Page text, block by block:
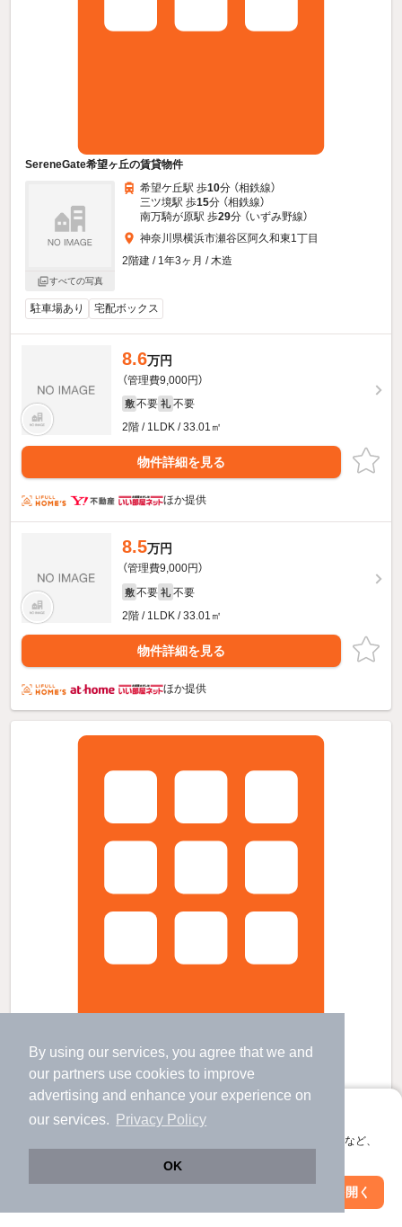
By using our services, you agree that we and
our partners use cookies to improve
advertising and enhance your experience on
our services.
Privacy Policy
OK
アプリに切り替えて、サクサクお部屋探し
会員登録なしですぐ使える。マップ検索やお気に入り保存など、
アプリを開く
SereneGate希望ヶ丘の賃貸物件
すべての写真
希望ケ丘駅 歩10分 （相鉄線）
三ツ境駅 歩15分 （相鉄線）
南万騎が原駅 歩29分 （いずみ野線）
神奈川県横浜市瀬谷区阿久和東1丁目
2階建 / 1年3ヶ月 / 木造
駐車場あり 宅配ボックス
8.6万円
（管理費9,000円）
敷 不要 礼 不要
2階 / 1LDK / 33.01㎡
物件詳細を見る
ほか提供
8.5万円
（管理費9,000円）
敷 不要 礼 不要
2階 / 1LDK / 33.01㎡
物件詳細を見る
ほか提供
ミツキョートランジットの賃貸物件
三ツ境駅 歩2分 （相鉄線）
瀬谷駅 歩30分 （相鉄線）
神奈川県横浜市瀬谷区三ツ境17-3
絞り込み条件を変更